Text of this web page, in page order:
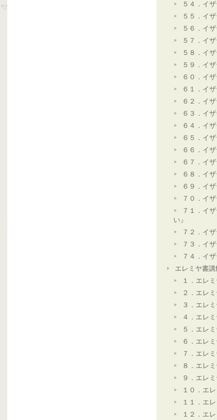
５４．イ
５５．イ
５６．イ
５７．イ
５８．イ
５９．イ
６０．イ
６１．イ
６２．イ
６３．イ
６４．イ
６５．イ
６６．イ
６７．イ
６８．イ
６９．イ
７０．イ
７１．イ
い』
７２．イ
７３．イ
７４．イ
エレミヤ書講
１．エレ
２．エレ
３．エレ
４．エレ
５．エレ
６．エレ
７．エレ
８．エレ
９．エレ
１０．エ
１１．エ
１２．エ